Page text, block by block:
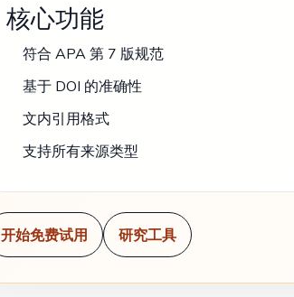
核心功能
符合 APA 第 7 版规范
基于 DOI 的准确性
文内引用格式
支持所有来源类型
开始免费试用 研究工具